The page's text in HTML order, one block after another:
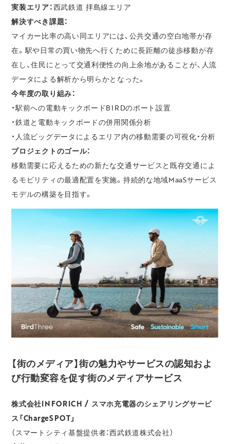
実装エリア：西武鉄道 拝島線エリア
解決すべき課題：
マイカー比率の高い同エリアには、公共交通の空白地帯が存
在。駅や日常の買い物先へ行くために長距離の徒歩移動が存
在し、住民にとって交通利便性の向上余地があることが、人流
データによる解析から明らかとなった。
今年度の取り組み：
・駅前への電動キックボードBIRDのポート設置
・鉄道と電動キックボードの併用関係分析
・人流ビッグデータによるエリア内の移動需要の可視化・分析
プロジェクトのゴール：
移動需要に応えるための新たな交通サービスと既存交通によ
るモビリティの最適配置を実施。持続的な地域MaaSサービス
モデルの構築を目指す。
【街のメディア】街の魅力やサービスの認知およ
び行動変容を促す街のメディアサービス
株式会社INFORICH / スマホ充電器のシェアリングサービ
ス「ChargeSPOT」
（スマートシティ基盤提供者：西武鉄道株式会社）